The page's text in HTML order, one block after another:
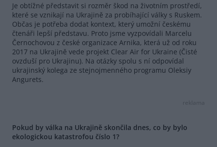
Je obtížné představit si rozměr škod na životním prostředí,
které se vznikají na Ukrajině za probíhající války s Ruskem.
Občas je potřeba dodat kontext, který umožní českému
čtenáři lepší představu. Proto jsme vyzpovídali Marcelu
Černochovou z české organizace Arnika, která už od roku
2017 na Ukrajině vede projekt Clear Air for Ukraine (Čisté
ovzduší pro Ukrajinu). Na otázky spolu s ní odpovídal
ukrajinský kolega ze stejnojmenného programu Oleksiy
Angurets.
reklama
Pokud by válka na Ukrajině skončila dnes, co by bylo
ekologickou katastrofou číslo 1?